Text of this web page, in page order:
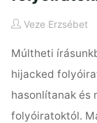
Veze Erzsébet
Múltheti
hijacked
hasonlítanak és
folyóiratoktól.